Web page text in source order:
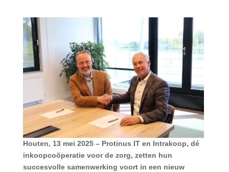
Houten, 13 mei 2025 – Protinus IT en Intrakoop, dé
inkoopcoöperatie voor de zorg, zetten hun
succesvolle samenwerking voort in een nieuw